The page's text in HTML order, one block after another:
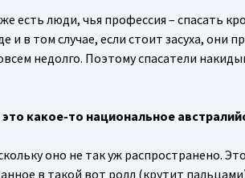
есть люди, чья профессия – спасать
в том случае, если стоит засуха, они
недолго. Поэтому спасатели
какое-то национальное
оно не так уж распространено.
в такой вот ролл (крутит